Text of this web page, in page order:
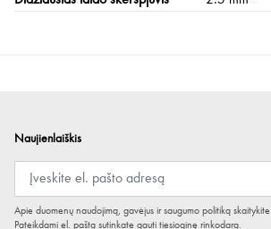
Naujienlaiškis
Apie duomenų naudojimą, gavėjus ir saugumo politiką skaitykite
Pateikdami el. paštą sutinkate gauti tiesioginę rinkodarą.